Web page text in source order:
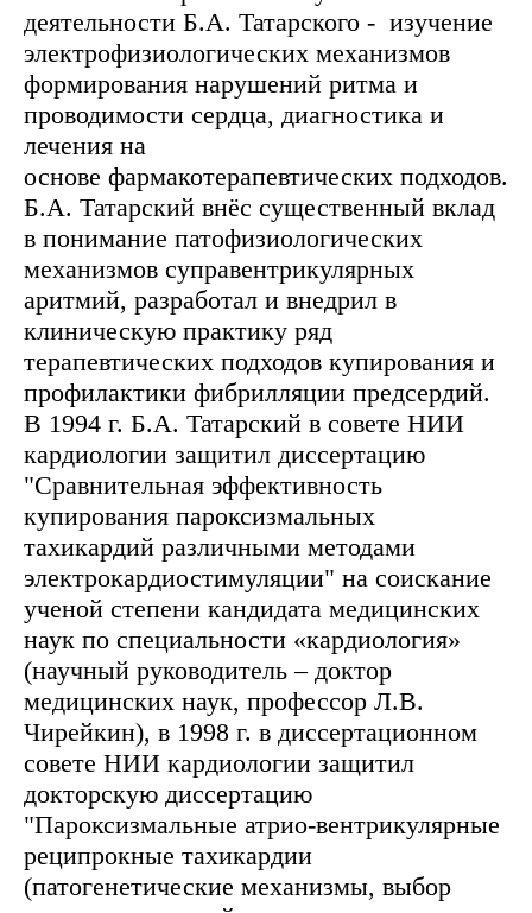
деятельности Б.А. Татарского - изучение
электрофизиологических механизмов
формирования нарушений ритма и
проводимости сердца, диагностика и
лечения на
основе фармакотерапевтических подходов.
Б.А. Татарский внёс существенный вклад
в понимание патофизиологических
механизмов суправентрикулярных
аритмий, разработал и внедрил в
клиническую практику ряд
терапевтических подходов купирования и
профилактики фибрилляции предсердий.
В 1994 г. Б.А. Татарский в совете НИИ
кардиологии защитил диссертацию
"Сравнительная эффективность
купирования пароксизмальных
тахикардий различными методами
электрокардиостимуляции" на соискание
ученой степени кандидата медицинских
наук по специальности «кардиология»
(научный руководитель – доктор
медицинских наук, профессор Л.В.
Чирейкин), в 1998 г. в диссертационном
совете НИИ кардиологии защитил
докторскую диссертацию
"Пароксизмальные атрио-вентрикулярные
реципрокные тахикардии
(патогенетические механизмы, выбор